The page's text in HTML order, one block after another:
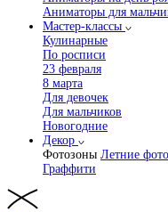
Аниматоры для
Мастер-классы
Кулинарные
По росписи
23 февраля
8 марта
Для девочек
Для мальчиков
Новогодние
Декор
Фотозоны Летние
Граффити